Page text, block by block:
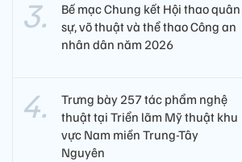
Bế mạc Chung kết Hội thao quân
sự, võ thuật và thể thao Công an
nhân dân năm 2026
Trưng bày 257 tác phẩm nghệ
thuật tại Triển lãm Mỹ thuật khu
vực Nam miền Trung-Tây
Nguyên